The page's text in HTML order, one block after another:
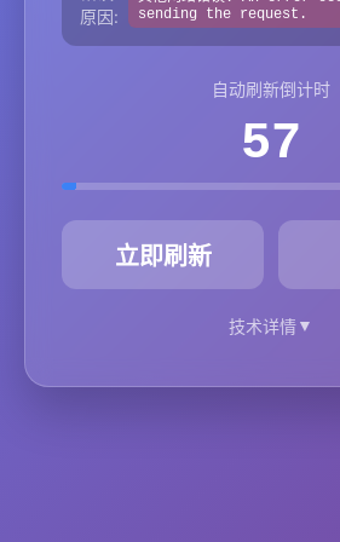
原因:
sending the request.
自动刷新倒计时
57
立即刷新
技术详情▼